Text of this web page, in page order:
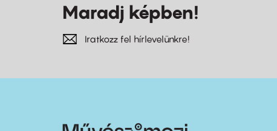
Maradj képben!
Iratkozz fel hírlevelünkre!